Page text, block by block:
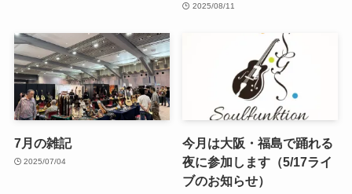
2025/08/11
7月の雑記
2025/07/04
今月は大阪・福島で踊れる
夜に参加します（5/17ライ
ブのお知らせ）